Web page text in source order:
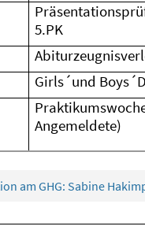
5.PK
Girls´und
Angemeldete)
am GHG: Sabine